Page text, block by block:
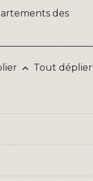
des
keyboard_arrow_up Tout déplier